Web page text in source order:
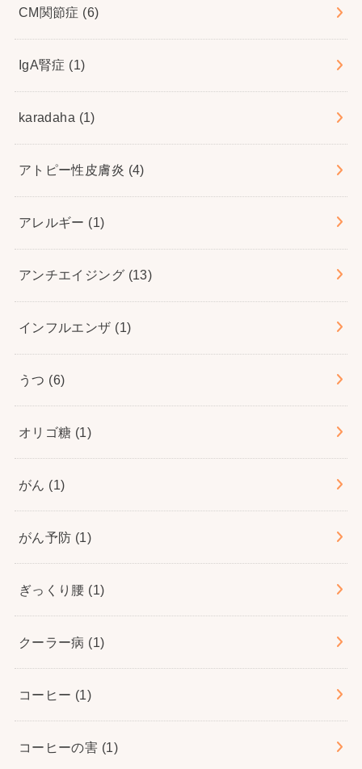
CM関節症 (6)
IgA腎症 (1)
karadaha (1)
アトピー性皮膚炎 (4)
アレルギー (1)
アンチエイジング (13)
インフルエンザ (1)
うつ (6)
オリゴ糖 (1)
がん (1)
がん予防 (1)
ぎっくり腰 (1)
クーラー病 (1)
コーヒー (1)
コーヒーの害 (1)